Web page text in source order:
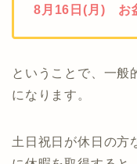
8月16日(月) お
ということで、一般
になります。
土日祝日が休日の方